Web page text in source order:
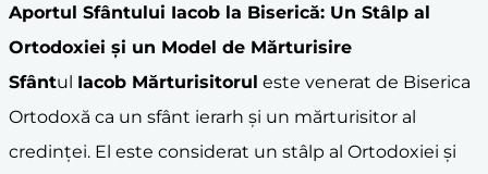
Aportul Sfântului Iacob la Biserică: Un Stâlp al
Ortodoxiei și un Model de Mărturisire
Sfântul Iacob Mărturisitorul este venerat de Biserica
Ortodoxă ca un sfânt ierarh și un mărturisitor al
credinței. El este considerat un stâlp al Ortodoxiei și